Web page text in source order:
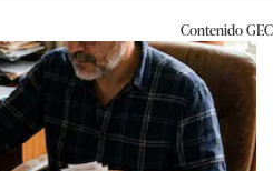
ContenidoGEC